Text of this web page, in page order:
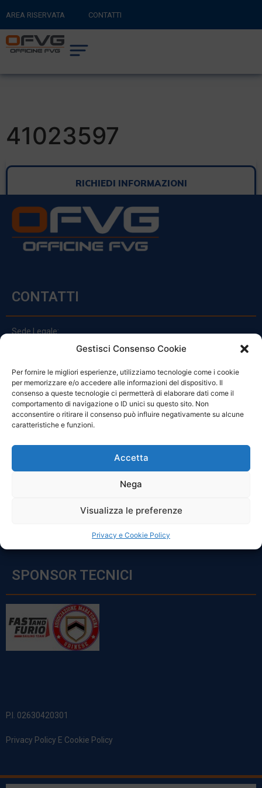
Gestisci Consenso Cookie
Per fornire le migliori esperienze, utilizziamo tecnologie come i cookie
per memorizzare e/o accedere alle informazioni del dispositivo. Il
consenso a queste tecnologie ci permetterà di elaborare dati come il
comportamento di navigazione o ID unici su questo sito. Non
acconsentire o ritirare il consenso può influire negativamente su alcune
caratteristiche e funzioni.
Accetta
Nega
Visualizza le preferenze
Privacy e Cookie Policy
AREA RISERVATA CONTATTI
RITORNA AL SITO PRINCIPALE
CARRELLO
41023597
RICHIEDI INFORMAZIONI
CONTATTI
Sede Legale:
Via Principe Di Udine 144
clienti@officinefvg.it
info@officinefvg.it
posta@officinefvgpec.It
ORARI
Sabato: 8:00 – 12:00
SPONSOR TECNICI
P.I. 02630420301
Privacy Policy E Cookie Policy